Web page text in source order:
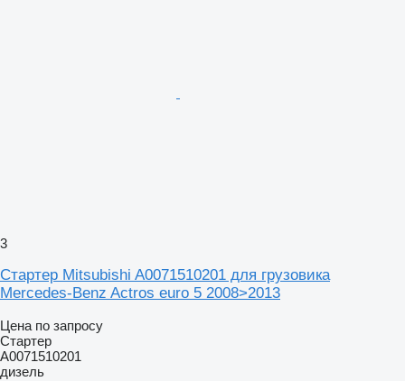
3
Стартер Mitsubishi A0071510201 для грузовика
Mercedes-Benz Actros euro 5 2008>2013
Цена по запросу
Стартер
A0071510201
дизель